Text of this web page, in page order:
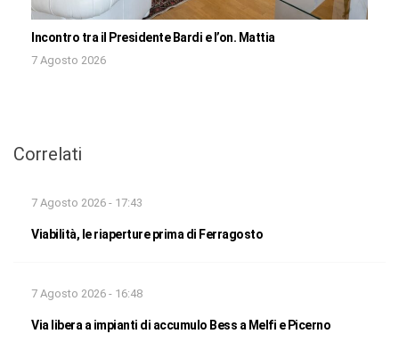
Incontro tra il Presidente Bardi e l’on. Mattia
7 Agosto 2026
Correlati
7 Agosto 2026 - 17:43
Viabilità, le riaperture prima di Ferragosto
7 Agosto 2026 - 16:48
Via libera a impianti di accumulo Bess a Melfi e Picerno